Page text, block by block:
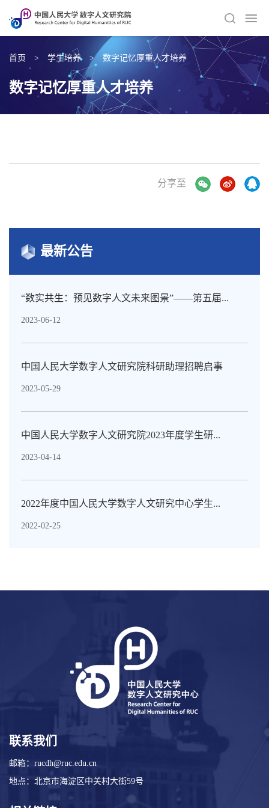
首页 > 学生培养 > 数字记忆厚重人才培养
数字记忆厚重人才培养
分享至
最新公告
“数实共生：预见数字人文未来图景”——第五届...
2023-06-12
中国人民大学数字人文研究院科研助理招聘启事
2023-05-29
中国人民大学数字人文研究院2023年度学生研...
2023-04-14
2022年度中国人民大学数字人文研究中心学生...
2022-02-25
联系我们
邮箱：rucdh@ruc.edu.cn
地点：北京市海淀区中关村大街59号